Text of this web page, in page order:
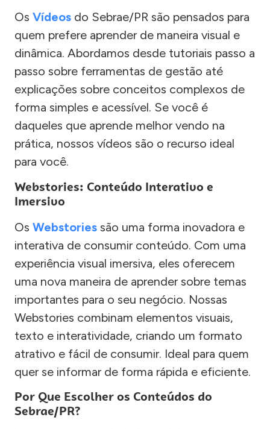
Os Vídeos do Sebrae/PR são pensados para
quem prefere aprender de maneira visual e
dinâmica. Abordamos desde tutoriais passo a
passo sobre ferramentas de gestão até
explicações sobre conceitos complexos de
forma simples e acessível. Se você é
daqueles que aprende melhor vendo na
prática, nossos vídeos são o recurso ideal
para você.
Webstories: Conteúdo Interativo e
Imersivo
Os Webstories são uma forma inovadora e
interativa de consumir conteúdo. Com uma
experiência visual imersiva, eles oferecem
uma nova maneira de aprender sobre temas
importantes para o seu negócio. Nossas
Webstories combinam elementos visuais,
texto e interatividade, criando um formato
atrativo e fácil de consumir. Ideal para quem
quer se informar de forma rápida e eficiente.
Por Que Escolher os Conteúdos do
Sebrae/PR?